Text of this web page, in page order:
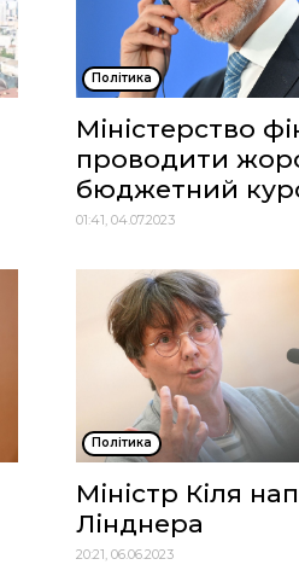
Політика
Міністерство
проводити
бюджетний
01:41, 04.07.2023
Політика
Міністр Кіля
Лінднера
20:21, 06.06.2023